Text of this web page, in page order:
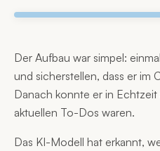
Der Aufbau war simpel:
und sicherstellen, dass er im
Danach konnte er in Echtzeit
aktuellen To-Dos waren.
Das KI-Modell hat erkannt,